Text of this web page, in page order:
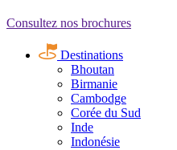
Consultez nos brochures
Destinations
Bhoutan
Birmanie
Cambodge
Corée du Sud
Inde
Indonésie